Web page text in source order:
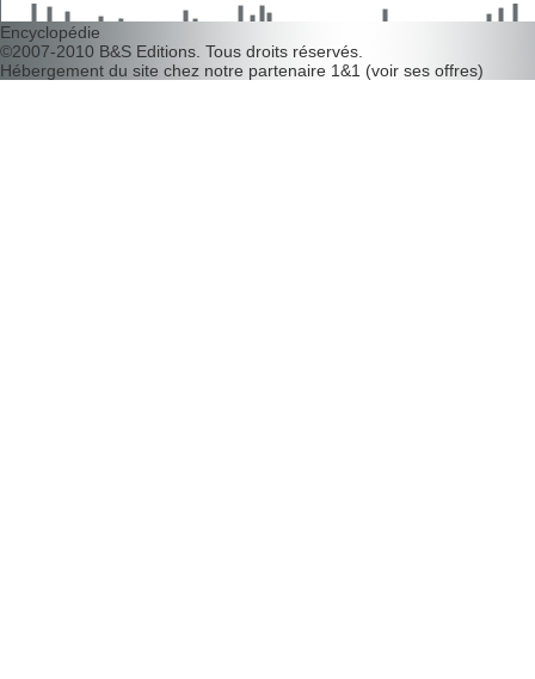
Encyclopédie
©2007-2010 B&S Editions . Tous droits réservés.
Hébergement du site chez notre partenaire 1&1 (voir ses offres)